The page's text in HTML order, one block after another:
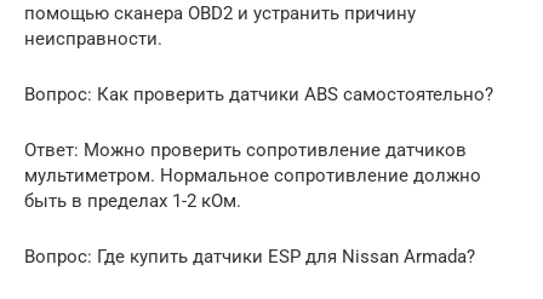
помощью сканера OBD2 и устранить причину
неисправности.
Вопрос: Как проверить датчики ABS самостоятельно?
Ответ: Можно проверить сопротивление датчиков
мультиметром. Нормальное сопротивление должно
быть в пределах 1-2 кОм.
Вопрос: Где купить датчики ESP для Nissan Armada?